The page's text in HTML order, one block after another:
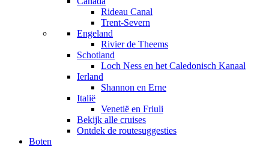
Rideau Canal
Trent-Severn
Engeland
Rivier de Theems
Schotland
Loch Ness en het Caledonisch Kanaal
Ierland
Shannon en Erne
Italië
Venetië en Friuli
Bekijk alle cruises
Ontdek de routesuggesties
Boten